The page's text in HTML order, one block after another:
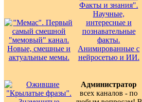
Администратор
всех каналов - по